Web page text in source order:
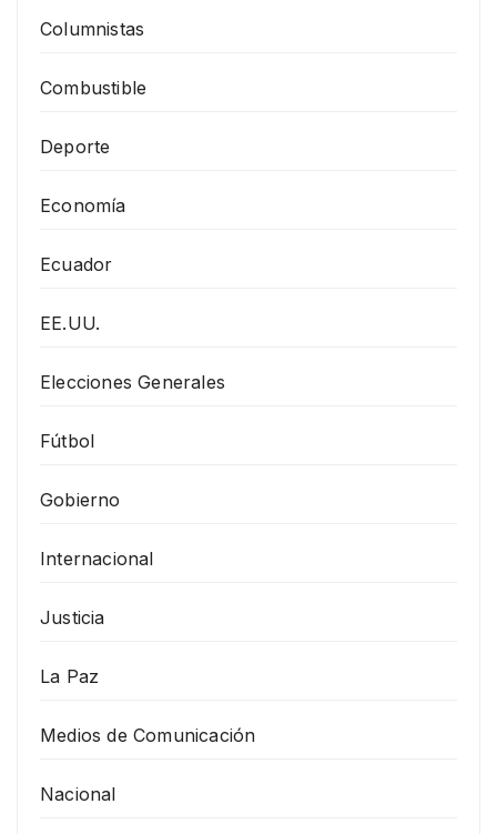
Columnistas
Combustible
Deporte
Economía
Ecuador
EE.UU.
Elecciones Generales
Fútbol
Gobierno
Internacional
Justicia
La Paz
Medios de Comunicación
Nacional